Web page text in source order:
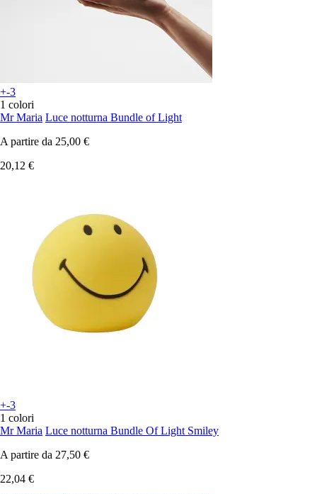
+-3
1 colori
Mr Maria Luce notturna Bundle of Light
A partire da 25,00 €
20,12 €
+-3
1 colori
Mr Maria Luce notturna Bundle Of Light Smiley
A partire da 27,50 €
22,04 €